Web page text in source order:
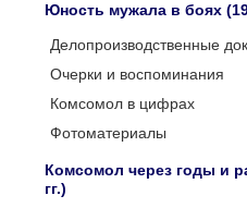
Юность мужала в боях
Делопроизводственные
Очерки и воспоминания
Комсомол в цифрах
Фотоматериалы
Комсомол через годы и
гг.)